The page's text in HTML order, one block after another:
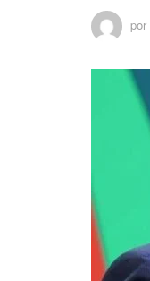
por